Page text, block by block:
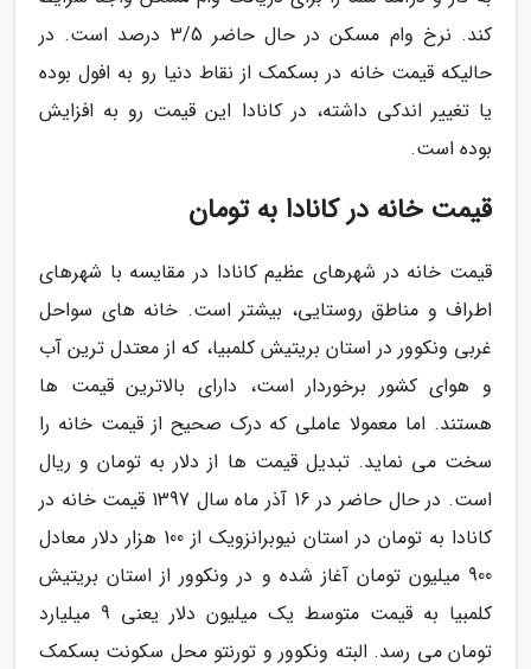
کند. نرخ وام مسکن در حال حاضر 3/5 درصد است. در
حالیکه قیمت خانه در بسکمک از نقاط دنیا رو به افول بوده
یا تغییر اندکی داشته، در کانادا این قیمت رو به افزایش
بوده است.
قیمت خانه در کانادا به تومان
قیمت خانه در شهرهای عظیم کانادا در مقایسه با شهرهای
اطراف و مناطق روستایی، بیشتر است. خانه های سواحل
غربی ونکوور در استان بریتیش کلمبیا، که از معتدل ترین آب
و هوای کشور برخوردار است، دارای بالاترین قیمت ها
هستند. اما معمولا عاملی که درک صحیح از قیمت خانه را
سخت می نماید. تبدیل قیمت ها از دلار به تومان و ریال
است. در حال حاضر در 16 آذر ماه سال 1397 قیمت خانه در
کانادا به تومان در استان نیوبرانزویک از 100 هزار دلار معادل
900 میلیون تومان آغاز شده و در ونکوور از استان بریتیش
کلمبیا به قیمت متوسط یک میلیون دلار یعنی 9 میلیارد
تومان می رسد. البته ونکوور و تورنتو محل سکونت بسکمک